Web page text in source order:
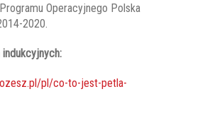
Operacyjnego Polska
2020.
pl/co-to-jest-petla-